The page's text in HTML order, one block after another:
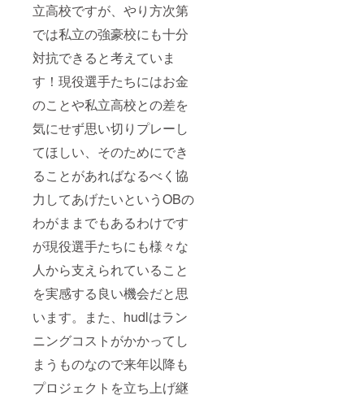
立高校ですが、やり方次第
では私立の強豪校にも十分
対抗できると考えていま
す！現役選手たちにはお金
のことや私立高校との差を
気にせず思い切りプレーし
てほしい、そのためにでき
ることがあればなるべく協
力してあげたいというOBの
わがままでもあるわけです
が現役選手たちにも様々な
人から支えられていること
を実感する良い機会だと思
います。また、hudlはラン
ニングコストがかかってし
まうものなので来年以降も
プロジェクトを立ち上げ継